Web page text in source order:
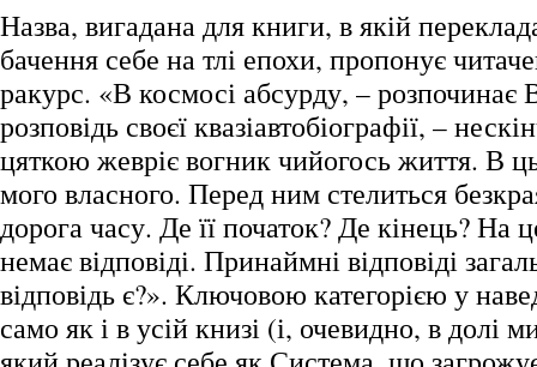
Назва, вигадана для книги, в якій
бачення себе на тлі епохи, пропонує
ракурс. «В космосі абсурду, –
розповідь своєї квазіавтобіографії, –
цяткою жевріє вогник чийогось життя. В
мого власного. Перед ним стелиться
дорога часу. Де її початок? Де кінець? На
немає відповіді. Принаймні відповіді
відповідь є?». Ключовою категорією у
само як і в усій книзі (і, очевидно, в долі